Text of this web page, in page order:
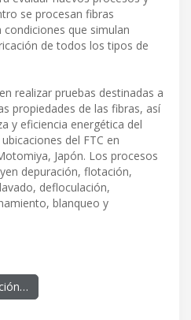
se procesan fibras
que simulan
de todos los tipos de
realizar pruebas destinadas a
propiedades de las fibras, así
y eficiencia energética del
del FTC en
Japón. Los procesos
depuración, flotación,
defloculación,
blanqueo y